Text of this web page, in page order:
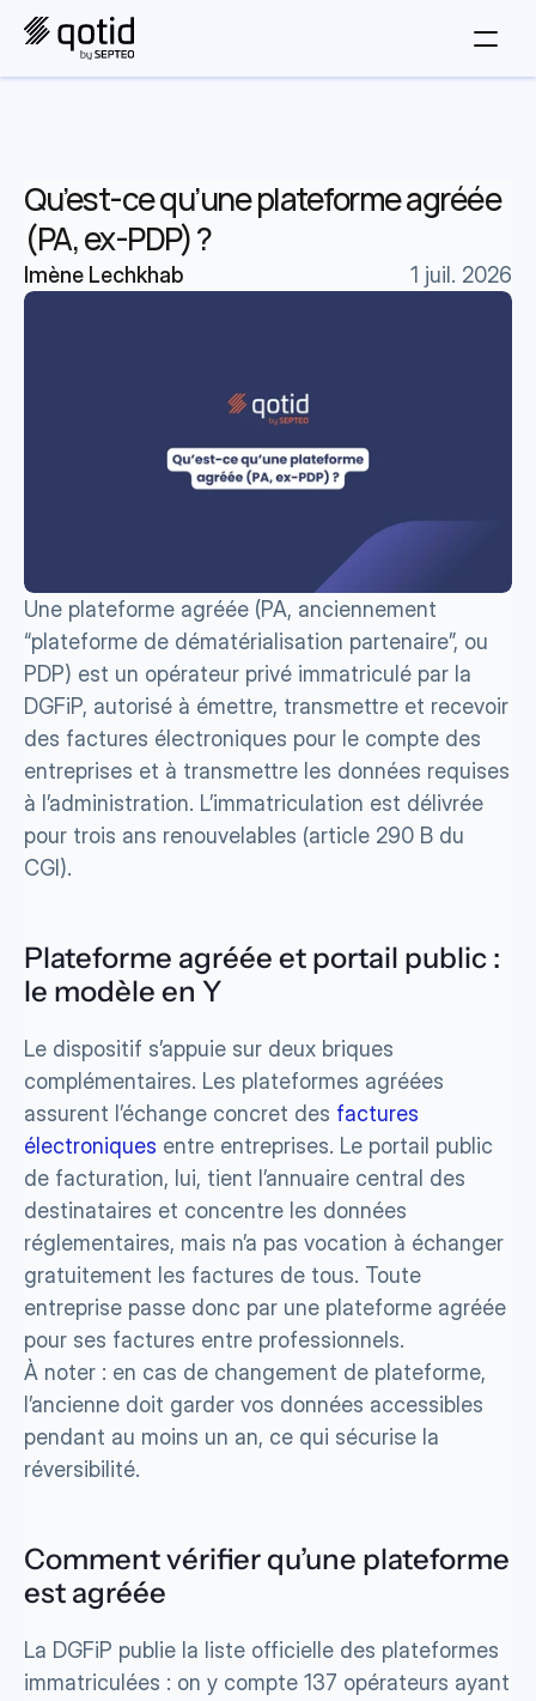
Qu’est-ce qu’une plateforme agréée
(PA, ex-PDP) ?
Imène Lechkhab 1 juil. 2026
Une plateforme agréée (PA, anciennement
“plateforme de dématérialisation partenaire”, ou
PDP) est un opérateur privé immatriculé par la
DGFiP, autorisé à émettre, transmettre et recevoir
des factures électroniques pour le compte des
entreprises et à transmettre les données requises
à l’administration. L’immatriculation est délivrée
pour trois ans renouvelables (article 290 B du
CGI).
Plateforme agréée et portail public :
le modèle en Y
Le dispositif s’appuie sur deux briques
complémentaires. Les plateformes agréées
assurent l’échange concret des factures
électroniques entre entreprises. Le portail public
de facturation, lui, tient l’annuaire central des
destinataires et concentre les données
réglementaires, mais n’a pas vocation à échanger
gratuitement les factures de tous. Toute
entreprise passe donc par une plateforme agréée
pour ses factures entre professionnels.
À noter : en cas de changement de plateforme,
l’ancienne doit garder vos données accessibles
pendant au moins un an, ce qui sécurise la
réversibilité.
Comment vérifier qu’une plateforme
est agréée
La DGFiP publie la liste officielle des plateformes
immatriculées : on y compte 137 opérateurs ayant